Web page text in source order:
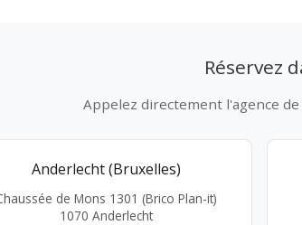
Réservez
Appelez directement l'agence
Anderlecht (Bruxelles)
de Mons 1301 (Brico Plan-it)
1070 Anderlecht